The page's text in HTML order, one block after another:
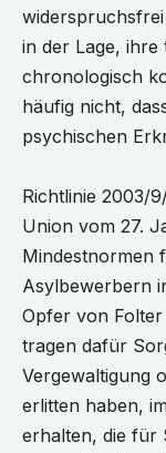
in der Lage,
chronologisch
häufig nicht,
psychischen
Richtlinie 2003/
Union vom 27.
Mindestnormen
Asylbewerbern
Opfer von Folter
tragen dafür
Vergewaltigung
erlitten haben,
erhalten, die für